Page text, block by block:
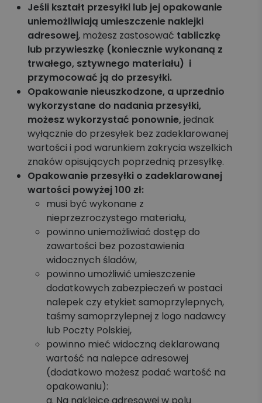
Jeśli kształt przesyłki lub jej opakowanie
uniemożliwiają umieszczenie naklejki
adresowej, możesz zastosować tabliczkę
lub przywieszkę (koniecznie wykonaną z
trwałego, sztywnego materiału) i
przymocować ją do przesyłki.
Opakowanie nieuszkodzone, a uprzednio
wykorzystane do nadania przesyłki,
możesz wykorzystać ponownie,jednak
wyłącznie do przesyłek bez zadeklarowanej
wartości i pod warunkiem zakrycia wszelkich
znaków opisujących poprzednią przesyłkę.
Opakowanie przesyłki o zadeklarowanej
wartości powyżej 100 zł:
musi być wykonane z
nieprzezroczystego materiału,
powinno uniemożliwiać dostęp do
zawartości bez pozostawienia
widocznych śladów,
powinno umożliwić umieszczenie
dodatkowych zabezpieczeń w postaci
nalepek czy etykiet samoprzylepnych,
taśmy samoprzylepnej z logo nadawcy
lub Poczty Polskiej,
powinno mieć widoczną deklarowaną
wartość na nalepce adresowej
(dodatkowo możesz podać wartość na
opakowaniu):